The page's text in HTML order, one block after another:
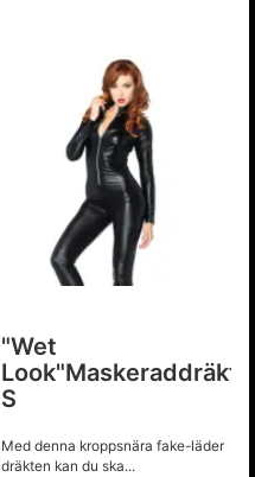
"Wet
Look"Maskeraddräkt
S
Med denna kroppsnära fake-läder
dräkten kan du ska...